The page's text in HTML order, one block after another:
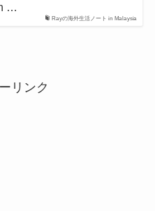
Rayの海外生活ノート in Malaysia
…
リンク